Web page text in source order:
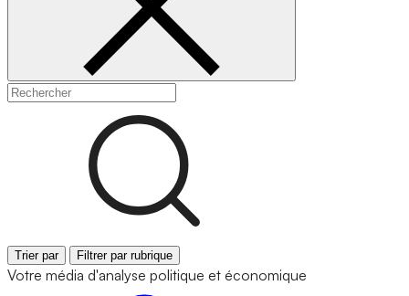
Trier par Filtrer par rubrique
Votre média d'analyse politique et économique